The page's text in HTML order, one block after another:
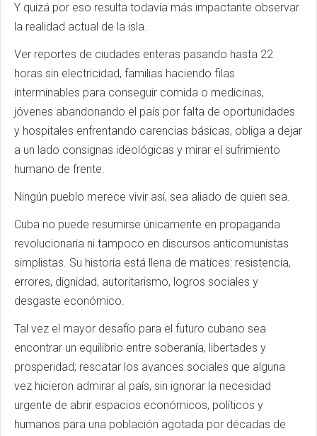
Y quizá por eso resulta todavía más impactante observar
la realidad actual de la isla.
Ver reportes de ciudades enteras pasando hasta 22
horas sin electricidad, familias haciendo filas
interminables para conseguir comida o medicinas,
jóvenes abandonando el país por falta de oportunidades
y hospitales enfrentando carencias básicas, obliga a dejar
a un lado consignas ideológicas y mirar el sufrimiento
humano de frente.
Ningún pueblo merece vivir así, sea aliado de quien sea.
Cuba no puede resumirse únicamente en propaganda
revolucionaria ni tampoco en discursos anticomunistas
simplistas. Su historia está llena de matices: resistencia,
errores, dignidad, autoritarismo, logros sociales y
desgaste económico.
Tal vez el mayor desafío para el futuro cubano sea
encontrar un equilibrio entre soberanía, libertades y
prosperidad; rescatar los avances sociales que alguna
vez hicieron admirar al país, sin ignorar la necesidad
urgente de abrir espacios económicos, políticos y
humanos para una población agotada por décadas de